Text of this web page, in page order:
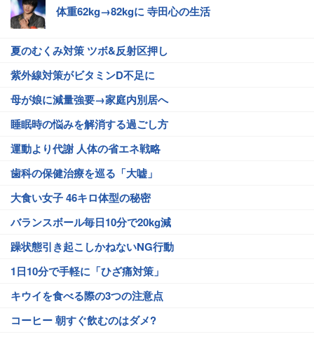
体重62kg→82kgに 寺田心の生活
夏のむくみ対策 ツボ&反射区押し
紫外線対策がビタミンD不足に
母が娘に減量強要→家庭内別居へ
睡眠時の悩みを解消する過ごし方
運動より代謝 人体の省エネ戦略
歯科の保健治療を巡る「大嘘」
大食い女子 46キロ体型の秘密
バランスボール毎日10分で20kg減
躁状態引き起こしかねないNG行動
1日10分で手軽に「ひざ痛対策」
キウイを食べる際の3つの注意点
コーヒー 朝すぐ飲むのはダメ?